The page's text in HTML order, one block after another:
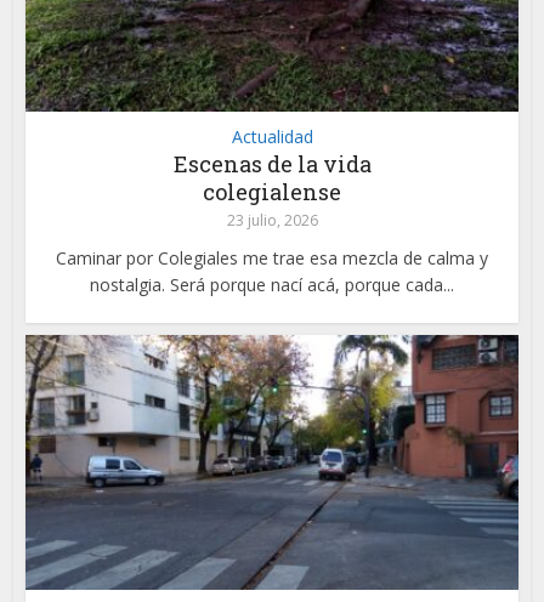
Actualidad
Escenas de la vida
colegialense
23 julio, 2026
Caminar por Colegiales me trae esa mezcla de calma y
nostalgia. Será porque nací acá, porque cada...